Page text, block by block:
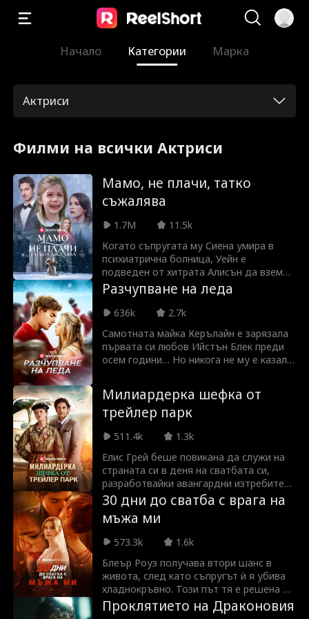
Начало Категории Марка
Актриси
Филми на всички Актриси
Мамо, не плачи, татко
съжалява
1.7M
11.5k
Когато съпругата му Сиена умира в
психиатрична болница, Уейн е
подведен от хитрата Алисън да вземе
у дома грешната дъщеря. Той не
подозира, че съпругата му е все още
жива, преродена като безмилостното
разкрие коварните планове на Алисън и
да отмъсти в името на дъщеря си.
Разчупване на леда
636k
2.7k
Самотната майка Керълайн е зарязала
първата си любов Ийстън Блек преди
осем години… Но никога не му е казала,
най-нашумялата хокейна звезда в
лигата и шеф на Керълайн! Ще му каже
ли Керълайн истината или е твърде
романа „Shutout“ на Джеми
Дейвънпорт!
Милиардерка шефка от
трейлер парк
511.4k
1.3k
Елис Грей беше повикана да служи на
страната си в деня на сватбата си,
разработвайки авангардни изтребители
за военните. Тя също така успя да
използва Lockheed Gray, най-големия в
света аерокосмически и военен
изпълнител, ставайки най-богатата
милиардерка в света. Четири години
по-късно, тя се връща у дома при
съпруга си Като, за да му даде
сватбата, която никога не са имали,
скривайки самоличността си, за да му
поднесе сватбената изненада на
30 дни до сватба с врага на
мъжа ми
573.3k
1.6k
Блеър Роуз получава втори шанс в
живота, след като съпругът ѝ я убива
хладнокръвно. Този път тя е решена да
му даде урок. Единственото, което е
пропуснала в своите детайлни планове,
Проклятието на Драконовия